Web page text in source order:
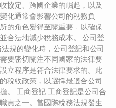
協定、跨國企業的崛起，以及
化通常會影響公司的稅務負
的角色變得至關重要，以確保
合法地減少稅務成本。 公司登
規的變化時，公司登記和公司
要密切關注不同國家的法律要
立程序是符合法律要求的。此
稅收政策，以選擇最適合公司
。 工商登記 工商登記是公司合
責之一。當國際稅務法規發生